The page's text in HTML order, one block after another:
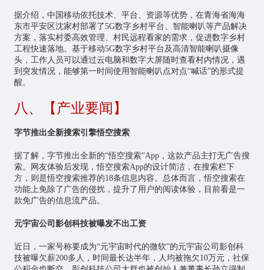
据介绍，中国移动依托技术、平台、资源等优势，在青海省海海
东市平安区沈家村部署了5G数字乡村平台、智能喇叭等产品解决
方案，落实村委高效管理、村民远程看家的需求，促进数字乡村
工程快速落地。基于移动5G数字乡村平台及高清智能喇叭摄像
头，工作人员可以通过云电脑和数字大屏随时查看村内情况，遇
到突发情况，能够第一时间使用智能喇叭点对点“喊话”的形式提
醒。
八、【产业要闻】
字节推出全新搜索引擎悟空搜索
据了解，字节推出全新的“悟空搜索”App，这款产品主打无广告搜
索。网友体验后发现，悟空搜索App的设计简洁，在搜索栏下
方，则是悟空搜索推荐的18条信息内容。总体而言，悟空搜索在
功能上免除了广告的侵扰，提升了用户的阅读体验，目前看是一
款免广告的信息流产品。
元宇宙公司影创科技被曝发不出工资
近日，一家号称要成为“元宇宙时代的微软”的元宇宙公司影创科
技被曝欠薪200多人，时间最长达半年，人均被拖欠10万元，社保